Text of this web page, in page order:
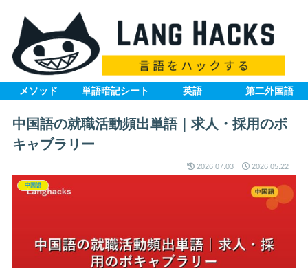
メソッド 単語暗記シート 英語 第二外国語
中国語の就職活動頻出単語｜求人・採用のボ
キャブラリー
2026.07.03 2026.05.22
中国語